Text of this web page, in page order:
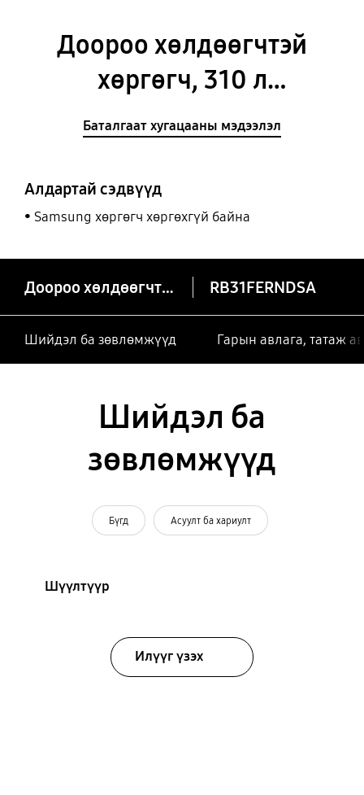
Доороо хөлдөөгчтэй
хөргөгч, 310 л
[RB31FERNDSA/W3]
Баталгаат хугацааны мэдээлэл
Алдартай сэдвүүд
Samsung хөргөгч хөргөхгүй байна
Доороо хөлдөөгчтэй хөргөгч, 310 л RB31FERNDSA
Шийдэл ба зөвлөмжүүд Гарын авлага, татаж
Шийдэл ба
зөвлөмжүүд
Бүгд Асуулт ба хариулт
Шүүлтүүр
Илүүг үзэх